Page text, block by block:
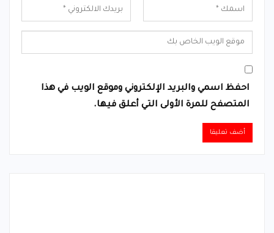
احفظ اسمي والبريد الإلكتروني وموقع الويب في هذا
المتصفح للمرة الأولى التي أعلق فيها.